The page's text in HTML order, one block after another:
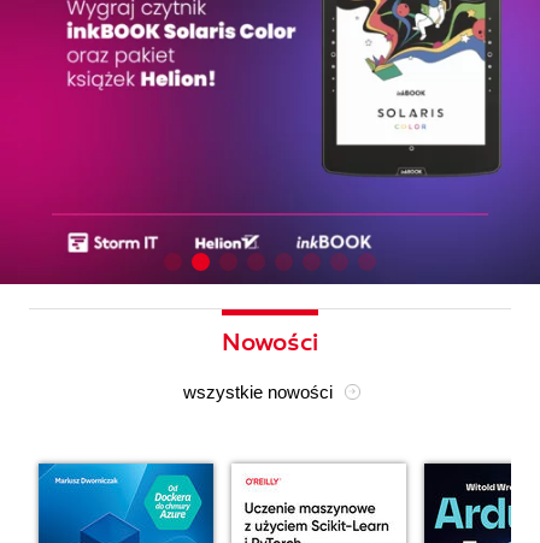
Nowości
wszystkie nowości